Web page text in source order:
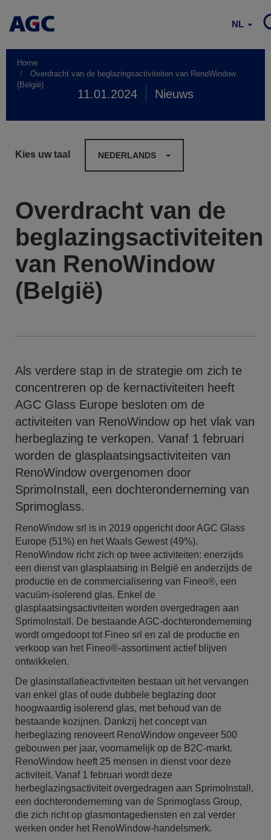
NL
Home
Overdracht van de beglazingsactiviteiten van RenoWindow
(België)
11.01.2024 Nieuws
Kies uw taal NEDERLANDS
Overdracht van de
beglazingsactiviteiten
van RenoWindow
(België)
Als verdere stap in de strategie om zich te
concentreren op de kernactiviteiten heeft
AGC Glass Europe besloten om de
activiteiten van RenoWindow op het vlak van
herbeglazing te verkopen. Vanaf 1 februari
worden de glasplaatsingsactiviteiten van
RenoWindow overgenomen door
SprimoInstall, een dochteronderneming van
Sprimoglass.
RenoWindow srl is in 2019 opgericht door AGC Glass
Europe (51%) en het Waals Gewest (49%).
RenoWindow richt zich op twee activiteiten: enerzijds
een dienst van glasplaatsing in België en anderzijds de
productie en de commercialisering van Fineo®, een
vacuüm-isolerend glas. Enkel de
glasplaatsingsactiviteiten worden overgedragen aan
SprimoInstall. De bestaande AGC-dochteronderneming
wordt omgedoopt tot Fineo srl en zal de productie en
verkoop van het Fineo®-assortiment actief blijven
ontwikkelen.
De glasinstallatieactiviteiten bestaan uit het vervangen
van enkel glas of oude dubbele beglazing door
hoogwaardig isolerend glas, met behoud van de
bestaande kozijnen. Dankzij het concept van
herbeglazing renoveert RenoWindow ongeveer 500
gebouwen per jaar, voornamelijk op de B2C-markt.
RenoWindow heeft 25 mensen in dienst voor deze
activiteit. Vanaf 1 februari wordt deze
herbeglazingsactiviteit overgedragen aan SprimoInstall,
een dochteronderneming van de Sprimoglass Group,
die zich richt op glasmontagediensten en zal verder
werken onder het RenoWindow-handelsmerk.